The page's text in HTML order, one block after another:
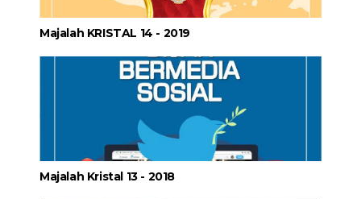
Majalah KRISTAL 14 - 2019
Majalah Kristal 13 - 2018